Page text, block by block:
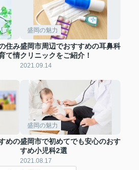
住み
て情
盛岡の魅力
盛岡市周辺でおすすめの耳鼻科
クリニックをご紹介！
2021.09.14
めの
盛岡の魅力
盛岡市で初めてでも安心のおす
すめ小児科2選
2021.08.17